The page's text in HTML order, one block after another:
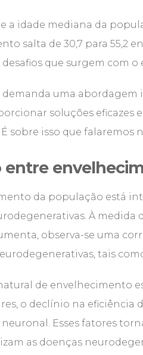
a idade mediana da
salta de 30,7 para 55,2
que surgem com
demanda uma abordagem
soluções eficazes
sobre isso que falaremos
entre
da população está
À medida
observa-se uma
tais
de envelhecimento
o declínio na eficiência
Esses fatores
as doenças